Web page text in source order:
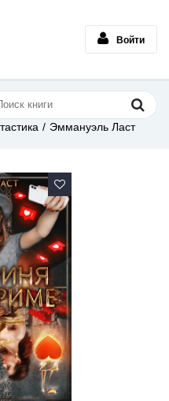
Войти
Эммануэль Ласт